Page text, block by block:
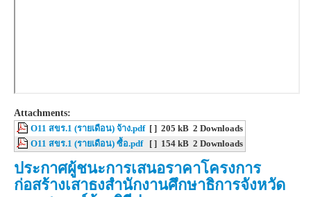
Attachments:
O11 สขร.1 (รายเดือน) จ้าง.pdf [ ] 205 kB 2 Downloads
O11 สขร.1 (รายเดือน) ซื้อ.pdf
[ ] 154 kB 2 Downloads
ประกาศผู้ชนะการเสนอราคาโครงการ
ก่อสร้างเสาธงสำนักงานศึกษาธิการจังหวัด